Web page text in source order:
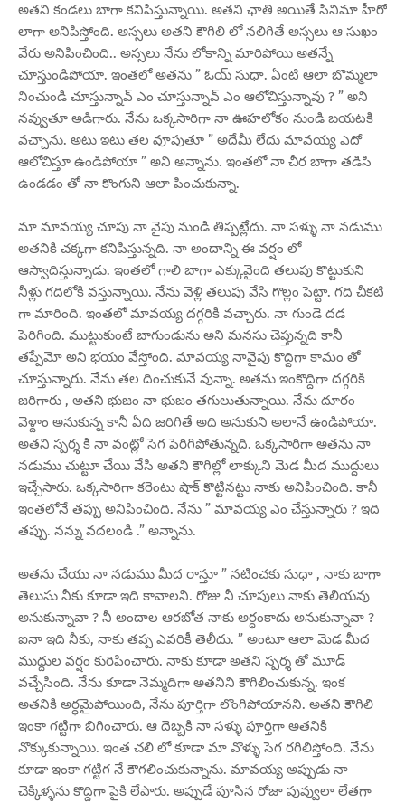
అతని కండలు బాగా కనిపిస్తున్నాయి. అతని ఛాతి అయితే సినిమా హీరో
లాగా అనిపిస్తోంది. అస్సలు అతని కౌగిలి లో నలిగితే అస్సలు ఆ సుఖం
వేరు అనిపించింది.. అస్సలు నేను లోకాన్ని మారిపోయి అతన్నే
చూస్తుండిపోయా. ఇంతలో అతను ” ఓయ్ సుధా. ఏంటి ఆలా బొమ్మలా
నించుండి చూస్తున్నావ్ ఎం చూస్తున్నావ్ ఎం ఆలోచిస్తున్నావు ? ” అని
నవ్వుతూ అడిగారు. నేను ఒక్కసారిగా నా ఊహలోకం నుండి బయటకి
వచ్చాను. అటు ఇటు తల వూపుతూ ” అదేమీ లేదు మావయ్య ఎదో
ఆలోచిస్తూ ఉండిపోయా ” అని అన్నాను. ఇంతలో నా చీర బాగా తడిసి
ఉండడం తో నా కొంగుని ఆలా పించుకున్నా.
మా మావయ్య చూపు నా వైపు నుండి తిప్పట్లేదు. నా సళ్ళు నా నడుము
అతనికి చక్కగా కనిపిస్తున్నది. నా అందాన్ని ఈ వర్షం లో
ఆస్వాదిస్తున్నాడు. ఇంతలో గాలి బాగా ఎక్కువైంది తలుపు కొట్టుకుని
నీళ్లు గదిలోకి వస్తున్నాయి. నేను వెళ్లి తలుపు వేసి గొల్లం పెట్టా. గది చీకటి
గా మారింది. ఇంతలో మావయ్య దగ్గరికి వచ్చారు. నా గుండె దడ
పెరిగింది. ముట్టుకుంటే బాగుండును అని మనసు చెప్తున్నది కానీ
తప్పేమో అని భయం వేస్తోంది. మావయ్య నావైపు కొద్దిగా కామం తో
చూస్తున్నారు. నేను తల దించుకునే వున్నా. అతను ఇంకొద్దిగా దగ్గరికి
జరిగారు , అతని భుజం నా భుజం తగులుతున్నాయి. నేను దూరం
వెళ్దాం అనుకున్న కానీ ఏది జరిగితే అది అనుకుని అలానే ఉండిపోయా.
అతని స్పర్శ కి నా వంట్లో సెగ పెరిగిపోతున్నది. ఒక్కసారిగా అతను నా
నడుము చుట్టూ చేయి వేసి అతని కౌగిల్లో లాక్కుని మెడ మీద ముద్దులు
ఇచ్చేసారు. ఒక్కసారిగా కరెంటు షాక్ కొట్టినట్టు నాకు అనిపించింది. కానీ
ఇంతలోనే తప్పు అనిపించింది. నేను ” మావయ్య ఎం చేస్తున్నారు ? ఇది
తప్పు. నన్ను వదలండి .” అన్నాను.
అతను చేయు నా నడుము మీద రాస్తూ ” నటించకు సుధా , నాకు బాగా
తెలుసు నీకు కూడా ఇది కావాలని. రోజు నీ చూపులు నాకు తెలియవు
అనుకున్నావా ? నీ అందాల ఆరబోత నాకు అర్ధంకాదు అనుకున్నావా ?
ఐనా ఇది నీకు, నాకు తప్ప ఎవరికీ తెలీదు. ” అంటూ ఆలా మెడ మీద
ముద్దుల వర్షం కురిపించారు. నాకు కూడా అతని స్పర్శ తో మూడ్
వచ్చేసింది. నేను కూడా నెమ్మదిగా అతనిని కౌగిలించుకున్న. ఇంక
అతనికి అర్ధమైపోయింది, నేను పూర్తిగా లొంగిపోయానని. అతని కౌగిలి
ఇంకా గట్టిగా బిగించారు. ఆ దెబ్బకి నా సళ్ళు పూర్తిగా అతనికి
నొక్కుకున్నాయి. ఇంత చలి లో కూడా మా వొళ్ళు సెగ రగిలిస్తోంది. నేను
కూడా ఇంకా గట్టిగ నే కౌగలించుకున్నాను. మావయ్య అప్పుడు నా
చెక్కిళ్ళను కొద్దిగా పైకి లేపారు. అప్పుడే పూసిన రోజా పువ్వులా లేతగా